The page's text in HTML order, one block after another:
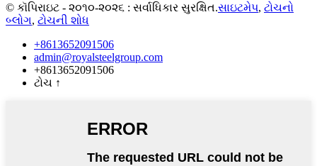
© કૉપિરાઇટ - ૨૦૧૦-૨૦૨૬ : સર્વાધિકાર સુરક્ષિત.સાઇટમેપ, ટોચનો
બ્લોગ, ટોચની શોધ
+8613652091506
admin@royalsteelgroup.com
+8613652091506
ટોચ ↑